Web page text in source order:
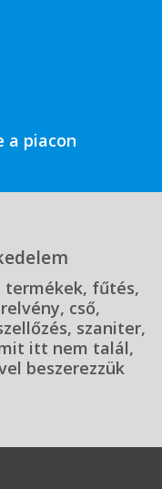
a piacon
termékek, fűtés,
cső,
szaniter,
itt nem talál,
beszerezzük